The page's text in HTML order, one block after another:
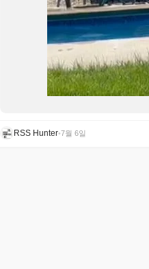
RSS Hunter•7월 6일